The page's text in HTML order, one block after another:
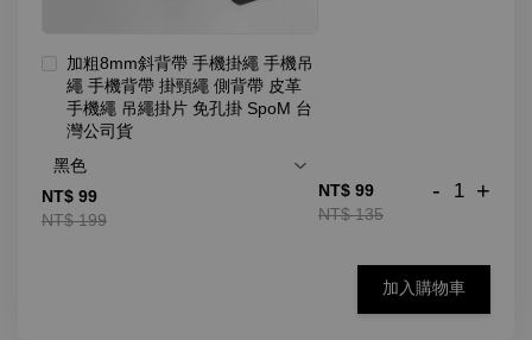
加粗8mm斜背帶 手機掛繩 手機吊
繩 手機背帶 掛頸繩 側背帶 皮革
手機繩 吊繩掛片 免孔掛 SpoM 台
灣公司貨
NT$ 99
NT$ 199
NT$ 99
NT$ 135
- +
加入購物車